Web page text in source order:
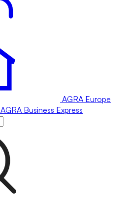
AGRA Europe
AGRA Business Express